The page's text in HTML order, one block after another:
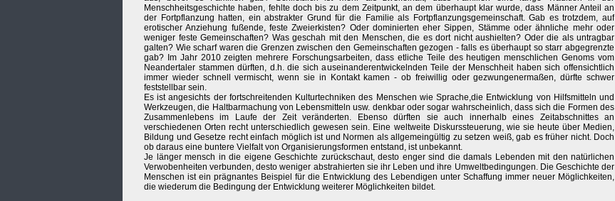
Menschheitsgeschichte haben, fehlte doch bis zu dem Zeitpunkt, an dem überhaupt klar wurde, dass Männer Anteil an
der Fortpflanzung hatten, ein abstrakter Grund für die Familie als Fortpflanzungsgemeinschaft. Gab es trotzdem, auf
erotischer Anziehung fußende, feste Zweierkisten? Oder dominierten eher Sippen, Stämme oder ähnliche mehr oder
weniger feste Gemeinschaften? Was geschah mit den Menschen, die es dort nicht aushielten? Oder die als untragbar
galten? Wie scharf waren die Grenzen zwischen den Gemeinschaften gezogen - falls es überhaupt so starr abgegrenzte
gab? Im Jahr 2010 zeigten mehrere Forschungsarbeiten, dass etliche Teile des heutigen menschlichen Genoms vom
Neandertaler stammen dürften, d.h. die sich auseinanderentwickelnden Teile der Menschheit haben sich offensichtlich
immer wieder schnell vermischt, wenn sie in Kontakt kamen - ob freiwillig oder gezwungenermaßen, dürfte schwer
feststellbar sein.
Es ist angesichts der fortschreitenden Kulturtechniken des Menschen wie Sprache,die Entwicklung von Hilfsmitteln und
Werkzeugen, die Haltbarmachung von Lebensmitteln usw. denkbar oder sogar wahrscheinlich, dass sich die Formen des
Zusammenlebens im Laufe der Zeit veränderten. Ebenso dürften sie auch innerhalb eines Zeitabschnittes an
verschiedenen Orten recht unterschiedlich gewesen sein. Eine weltweite Diskurssteuerung, wie sie heute über Medien,
Bildung und Gesetze recht einfach möglich ist und Normen als allgemeingültig zu setzen weiß, gab es früher nicht. Doch
ob daraus eine buntere Vielfalt von Organisierungsformen entstand, ist unbekannt.
Je länger mensch in die eigene Geschichte zurückschaut, desto enger sind die damals Lebenden mit den natürlichen
Verwobenheiten verbunden, desto weniger abstrahierten sie ihr Leben und ihre Umweltbedingungen. Die Geschichte der
Menschen ist ein prägnantes Beispiel für die Entwicklung des Lebendigen unter Schaffung immer neuer Möglichkeiten,
die wiederum die Bedingung der Entwicklung weiterer Möglichkeiten bildet.